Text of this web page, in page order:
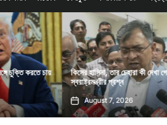
চায়
কিসের হাসিনা, তার চেহারা কী দেখা গেছে?-
স্বরাষ্ট্রমন্ত্রীর প্রশ্ন
August 7, 2026